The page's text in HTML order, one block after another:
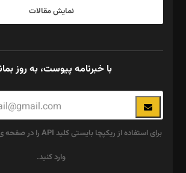
نمایش مقالات
با خبرنامه پیوست، به روز
وارد کنید.